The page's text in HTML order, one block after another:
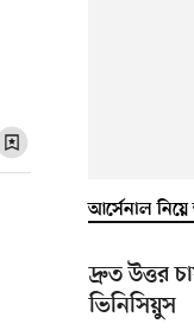
আর্সেনাল
দ্রুত উত্তর
ভিনিসিয়ুস